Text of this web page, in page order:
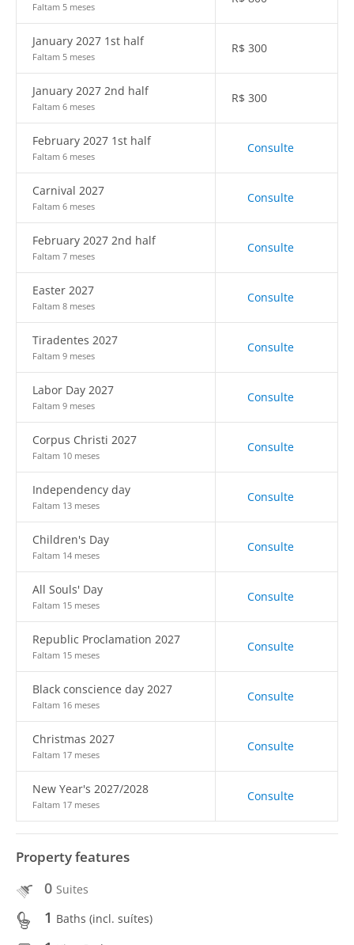
Faltam 5 meses
January 2027 1st half
Faltam 5 meses
R$ 300
January 2027 2nd half
Faltam 6 meses
R$ 300
February 2027 1st half
Faltam 6 meses
Consulte
Carnival 2027
Faltam 6 meses
Consulte
February 2027 2nd half
Faltam 7 meses
Consulte
Easter 2027
Faltam 8 meses
Consulte
Tiradentes 2027
Faltam 9 meses
Consulte
Labor Day 2027
Faltam 9 meses
Consulte
Corpus Christi 2027
Faltam 10 meses
Consulte
Independency day
Faltam 13 meses
Consulte
Children's Day
Faltam 14 meses
Consulte
All Souls' Day
Faltam 15 meses
Consulte
Republic Proclamation 2027
Faltam 15 meses
Consulte
Black conscience day 2027
Faltam 16 meses
Consulte
Christmas 2027
Faltam 17 meses
Consulte
New Year's 2027/2028
Faltam 17 meses
Consulte
Property features
0 Suites
1 Baths (incl. suítes)